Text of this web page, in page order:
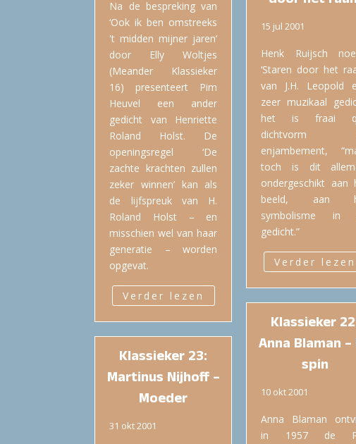
Na de bespreking van
‘Ook ik ben omstreeks
't midden mijner jaren’
door Elly Woltjes
(Meander Klassieker
16) presenteert Pim
Heuvel een ander
gedicht van Henriette
Roland Holst. De
openingsregel ‘De
zachte krachten zullen
zeker winnen’ kan als
de lijfspreuk van H.
Roland Holst – en
misschien wel van haar
generatie – worden
opgevat.
Verder lezen
15 jul 2001
Henk Ruijsch
‘Staren door het
van J.H. Leopold
zeer muzikaal
het is fraai
dichtvorm
enjambement,
toch is dit
ondergeschikt aan
beeld, aan
symbolisme in
gedicht.”
Verder lezen
Klassieker
Anna Blaman –
spin
10 okt 2001
Anna Blaman
in 1957 de
Klassieker 23:
Martinus Nijhoff –
Moeder
31 okt 2001